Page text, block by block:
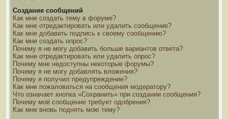
Создание сообщений
Как мне создать тему в форуме?
Как мне отредактировать или удалить сообщение?
Как мне добавить подпись к своему сообщению?
Как мне создать опрос?
Почему я не могу добавить больше вариантов ответа?
Как мне отредактировать или удалить опрос?
Почему мне недоступны некоторые форумы?
Почему я не могу добавлять вложения?
Почему я получил предупреждение?
Как мне пожаловаться на сообщения модератору?
Что означает кнопка «Сохранить» при создании сообщения?
Почему моё сообщение требует одобрения?
Как мне вновь поднять мою тему?